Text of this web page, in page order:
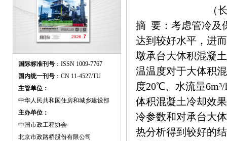
国际标准刊号 ：ISSN 1009-7767
国内统一刊号 ：CN 11-4527/TU
主管单位：
中华人民共和国住房和城乡建设部
主办单位：
中国市政工程协会
北京市政路桥股份有限公司
（
摘 要：考虑管冷及
达到较好水平，进
墩承台大体积混凝
温温度对于大体积
度20℃、水流量
体积混凝土冷却效
冷参数和对承台大
热分析得到较好的